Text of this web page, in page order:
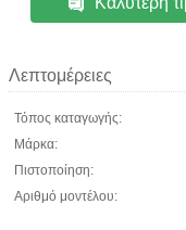
Λεπτομέρειες
Τόπος καταγωγής:
Μάρκα:
Πιστοποίηση:
Αριθμό μοντέλου: